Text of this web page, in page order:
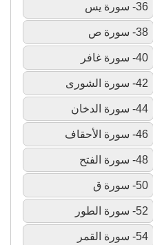
36- سورة يس
38- سورة ص
40- سورة غافر
42- سورة الشورى
44- سورة الدخان
46- سورة الأحقاف
48- سورة الفتح
50- سورة ق
52- سورة الطور
54- سورة القمر